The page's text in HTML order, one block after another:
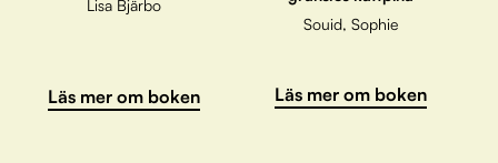
Lisa Bjärbo
Läs mer om boken
Souid, Sophie
Läs mer om boken